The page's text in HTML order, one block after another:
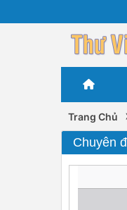
Trang Chủ
Chuyên